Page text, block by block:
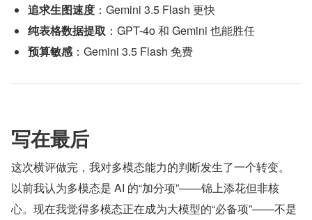
追求生图速度 ：Gemini 3.5 Flash 更快
纯表格数据提取 ：GPT-4o 和 Gemini 也能胜任
预算敏感：Gemini 3.5 Flash 免费
写在最后
这次横评做完，我对多模态能力的判断发生了一个转变。
以前我认为多模态是 AI 的“加分项”——锦上添花但非核
心。现在我觉得多模态正在成为大模型的“必备项”——不是